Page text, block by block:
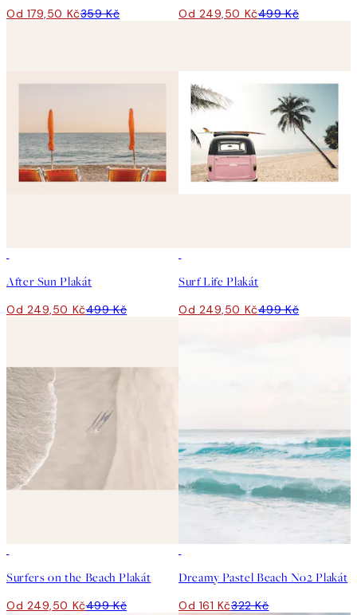
Od 179,50 Kč359 Kč Od 249,50 Kč499 Kč
After Sun Plakát
Od 249,50 Kč499 Kč
Surf Life Plakát
Od 249,50 Kč499 Kč
Surfers on the Beach Plakát
Od 249,50 Kč499 Kč
Dreamy Pastel Beach No2 Plakát
Od 161 Kč322 Kč